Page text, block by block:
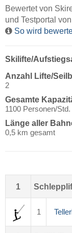
Bewertet von
und Testportal
So wird
Skilifte/
Anzahl Lifte/
2
Gesamte
1100 Personen/Std.
Länge aller
0,5 km gesamt
1
1